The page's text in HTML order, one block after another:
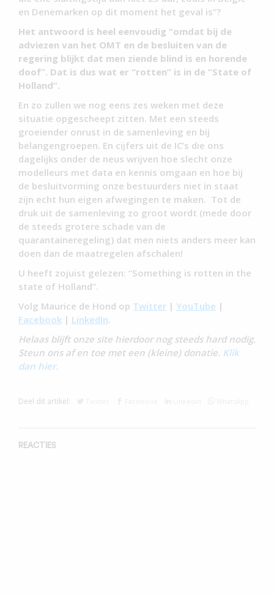
en Denemarken op dit moment het geval is”?
Het antwoord is heel eenvoudig “omdat bij de
adviezen van het OMT en de besluiten van de
regering blijkt dat men ziende blind is en horende
doof”. Dat is dus wat er “rotten” is in de “State of
Holland”.
En zo zullen we nog eens zes weken met deze
situatie opgescheept zitten. Met een steeds
groeiender onrust in de samenleving en bij
belangengroepen. En cijfers uit de IC’s die ons
dagelijks onder de neus wrijven hoe slecht onze
modelleurs met data en kennis omgaan en hoe bij
de besluitvorming onze bestuurders niet in staat
zijn echt hun eigen afwegingen te maken. Tot de
druk uit de samenleving zo groot wordt (mede door
de steeds grotere schade van de
quarantaineregeling) dat men niets anders meer kan
doen dan de maatregelen afschalen!
U heeft zojuist gelezen: “Something is rotten in the
state of Holland”.
Volg Maurice de Hond op Twitter | YouTube |
Facebook | LinkedIn.
Helaas blijft onze site hierdoor nog steeds hard nodig.
Steun ons af en toe met een (kleine) donatie. Klik
dan hier.
Deel dit artikel:
REACTIES